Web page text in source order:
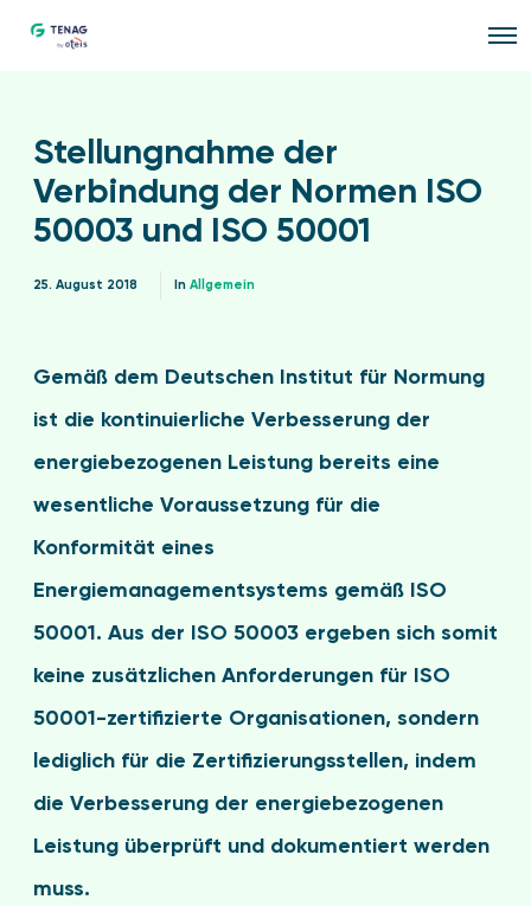
O
Stellungnahme der
Verbindung der Normen ISO
50003 und ISO 50001
25. August 2018 In Allgemein
Gemäß dem Deutschen Institut für Normung
ist die kontinuierliche Verbesserung der
energiebezogenen Leistung bereits eine
wesentliche Voraussetzung für die
Konformität eines
Energiemanagementsystems gemäß ISO
50001. Aus der ISO 50003 ergeben sich somit
keine zusätzlichen Anforderungen für ISO
50001-zertifizierte Organisationen, sondern
lediglich für die Zertifizierungsstellen, indem
die Verbesserung der energiebezogenen
Leistung überprüft und dokumentiert werden
muss.